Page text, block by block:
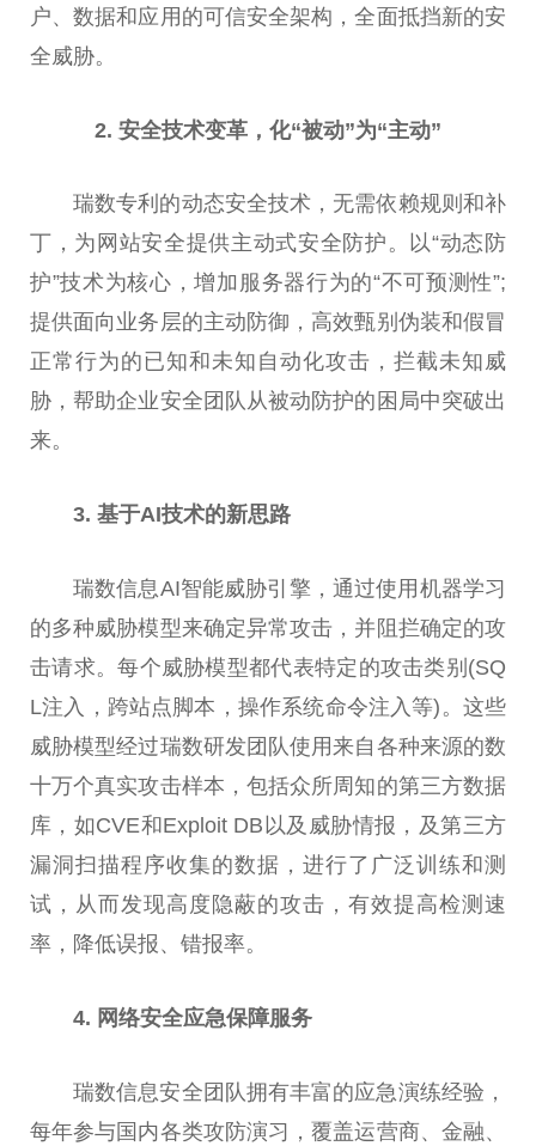
户、数据和应用的可信安全架构，全面抵挡新的安
全威胁。
2. 安全技术变革，化“被动”为“主动”
瑞数专利的动态安全技术，无需依赖规则和补
丁，为网站安全提供主动式安全防护。以“动态防
护”技术为核心，增加服务器行为的“不可预测性”;
提供面向业务层的主动防御，高效甄别伪装和假冒
正常行为的已知和未知自动化攻击，拦截未知威
胁，帮助企业安全团队从被动防护的困局中突破出
来。
3. 基于AI技术的新思路
瑞数信息AI智能威胁引擎，通过使用机器学习
的多种威胁模型来确定异常攻击，并阻拦确定的攻
击请求。每个威胁模型都代表特定的攻击类别(SQ
L注入，跨站点脚本，操作系统命令注入等)。这些
威胁模型经过瑞数研发团队使用来自各种来源的数
十万个真实攻击样本，包括众所周知的第三方数据
库，如CVE和Exploit DB以及威胁情报，及第三方
漏洞扫描程序收集的数据，进行了广泛训练和测
试，从而发现高度隐蔽的攻击，有效提高检测速
率，降低误报、错报率。
4. 网络安全应急保障服务
瑞数信息安全团队拥有丰富的应急演练经验，
每年参与国内各类攻防演习 ，覆盖运营商、 金融、